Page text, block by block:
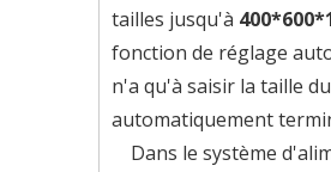
tailles jusqu'à
fonction de réglage
n'a qu'à saisir la taille
automatiquement
Dans le système